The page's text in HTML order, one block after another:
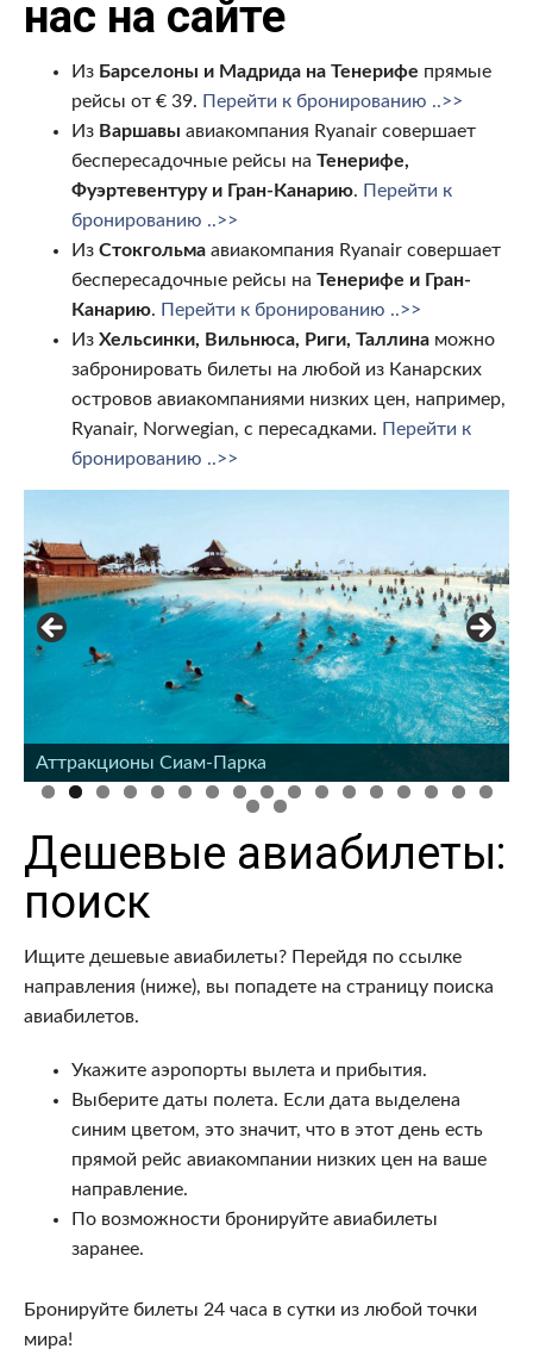
нас на сайте
Из Барселоны и Мадрида на Тенерифе прямые
рейсы от € 39. Перейти к бронированию ..>>
Из Варшавы авиакомпания Ryanair совершает
беспересадочные рейсы на Тенерифе,
Фуэртевентуру и Гран-Канарию. Перейти к
бронированию ..>>
Из Стокгольма авиакомпания Ryanair совершает
беспересадочные рейсы на Тенерифе и Гран-
Канарию. Перейти к бронированию ..>>
Из Хельсинки, Вильнюса, Риги, Таллина можно
забронировать билеты на любой из Канарских
островов авиакомпаниями низких цен, например,
Ryanair, Norwegian, с пересадками. Перейти к
бронированию ..>>
Аттракционы Сиам-Парка
Аттракционы Сиам-Парка
Дешевые авиабилеты:
поиск
Ищите дешевые авиабилеты? Перейдя по ссылке
направления (ниже), вы попадете на страницу поиска
авиабилетов.
Укажите аэропорты вылета и прибытия.
Выберите даты полета. Если дата выделена
синим цветом, это значит, что в этот день есть
прямой рейс авиакомпании низких цен на ваше
направление.
По возможности бронируйте авиабилеты
заранее.
Бронируйте билеты 24 часа в сутки из любой точки
мира!